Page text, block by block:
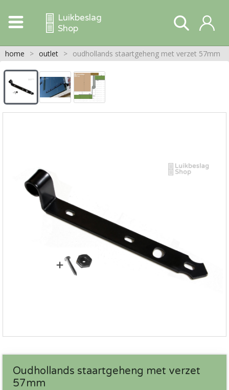
Luikbeslag
Shop
home > outlet > oudhollands staartgeheng met verzet 57mm
Oudhollands staartgeheng met verzet
57mm